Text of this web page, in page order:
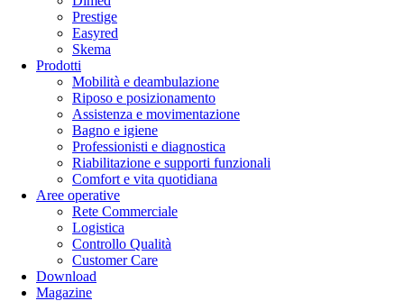
Prestige
Easyred
Skema
Prodotti
Mobilità e deambulazione
Riposo e posizionamento
Assistenza e movimentazione
Bagno e igiene
Professionisti e diagnostica
Riabilitazione e supporti funzionali
Comfort e vita quotidiana
Aree operative
Rete Commerciale
Logistica
Controllo Qualità
Customer Care
Download
Magazine